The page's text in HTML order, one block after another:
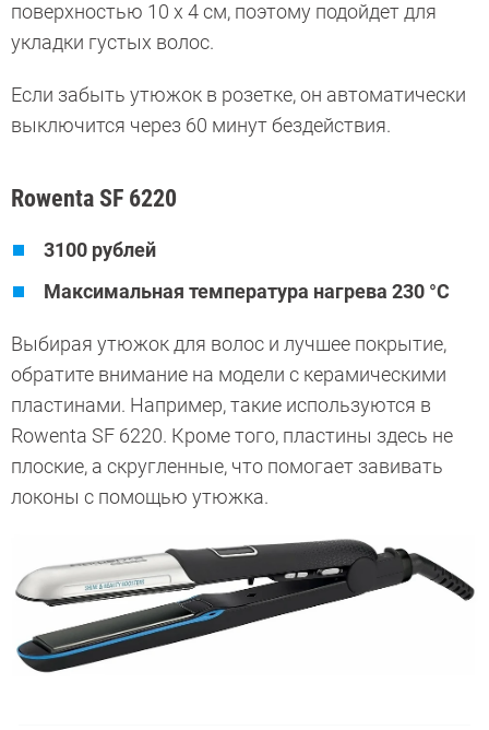
поверхностью 10 х 4 см, поэтому подойдет для
укладки густых волос.
Если забыть утюжок в розетке, он автоматически
выключится через 60 минут бездействия.
Rowenta SF 6220
3100 рублей
Максимальная температура нагрева 230 °C
Выбирая утюжок для волос и лучшее покрытие,
обратите внимание на модели с керамическими
пластинами. Например, такие используются в
Rowenta SF 6220. Кроме того, пластины здесь не
плоские, а скругленные, что помогает завивать
локоны с помощью утюжка.